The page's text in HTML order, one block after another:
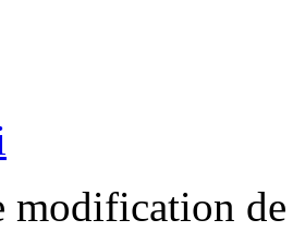
modification